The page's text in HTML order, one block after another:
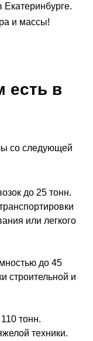
и массы!
есть в
со следующей
до 25 тонн.
или легкого
до 45
строительной и
тонн.
техники.